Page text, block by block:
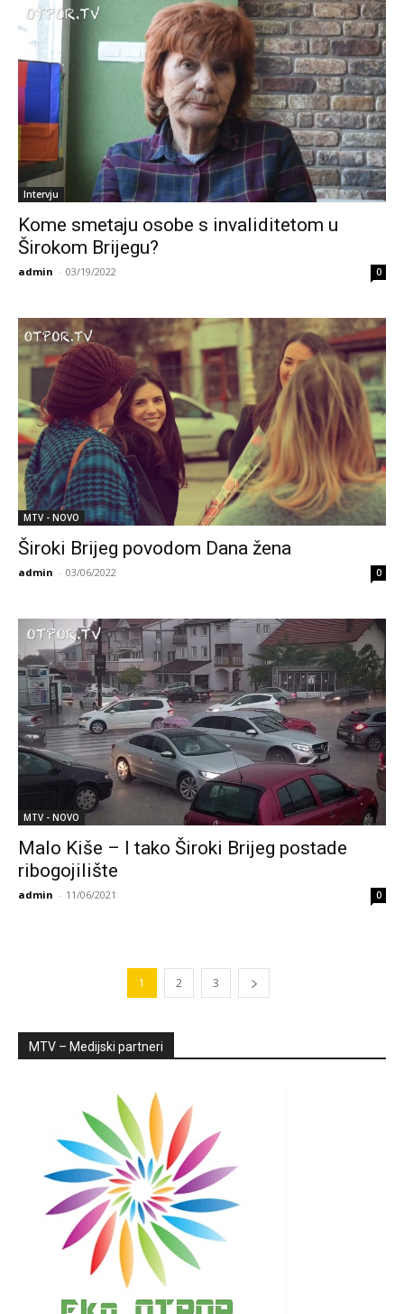
Intervju
Kome smetaju osobe s invaliditetom u
Širokom Brijegu?
admin - 03/19/2022 0
MTV - NOVO
Široki Brijeg povodom Dana žena
admin - 03/06/2022 0
MTV - NOVO
Malo Kiše – I tako Široki Brijeg postade
ribogojilište
admin - 11/06/2021 0
1 2 3
MTV – Medijski partneri